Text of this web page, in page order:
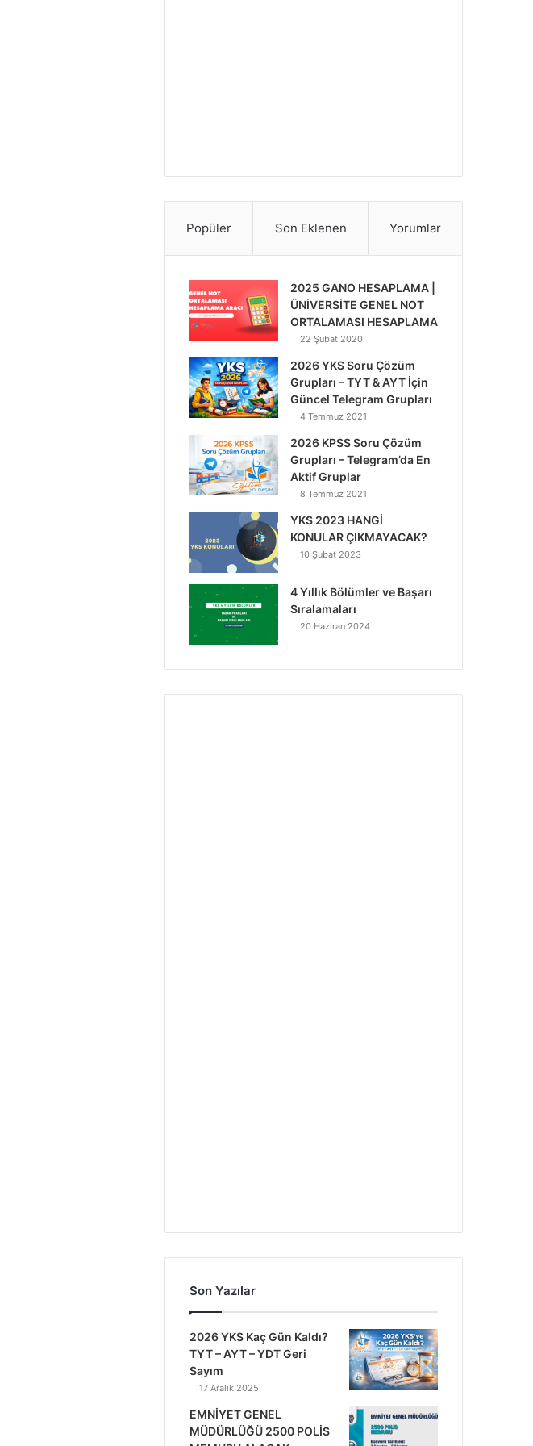
Popüler Son Eklenen Yorumlar
2025 GANO HESAPLAMA |
ÜNİVERSİTE GENEL NOT
ORTALAMASI HESAPLAMA
22 Şubat 2020
2026 YKS Soru Çözüm
Grupları – TYT & AYT İçin
Güncel Telegram Grupları
4 Temmuz 2021
2026 KPSS Soru Çözüm
Grupları – Telegram’da En
Aktif Gruplar
8 Temmuz 2021
YKS 2023 HANGİ
KONULAR ÇIKMAYACAK?
10 Şubat 2023
4 Yıllık Bölümler ve Başarı
Sıralamaları
20 Haziran 2024
Son Yazılar
2026 YKS Kaç Gün Kaldı?
TYT – AYT – YDT Geri
Sayım
17 Aralık 2025
EMNİYET GENEL
MÜDÜRLÜĞÜ 2500 POLİS